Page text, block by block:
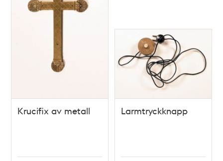
Krucifix av metall Larmtryckknapp